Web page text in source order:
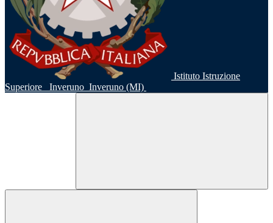
Istituto Istruzione
Superiore
Inveruno Inveruno (MI)